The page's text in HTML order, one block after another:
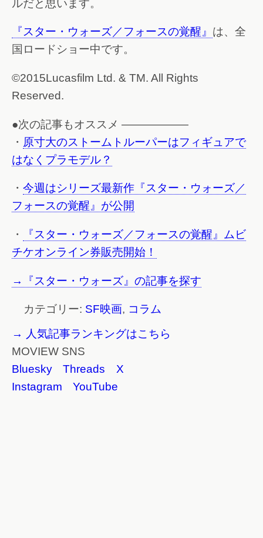
ルだと思います。
『スター・ウォーズ／フォースの覚醒』 は、全
国ロードショー中です。
©2015Lucasfilm Ltd. & TM. All Rights
Reserved.
●次の記事もオススメ ——————
・ 原寸大のストームトルーパーはフィギュアで
はなくプラモデル？
・ 今週はシリーズ最新作『スター・ウォーズ／
フォースの覚醒』が公開
・
『スター・ウォーズ／フォースの覚醒』ムビ
チケオンライン券販売開始！
→『スター・ウォーズ』の記事を探す
カテゴリー: SF映画, コラム
→ 人気記事ランキングはこちら
MOVIEW SNS
Bluesky
Threads
X
Instagram
YouTube